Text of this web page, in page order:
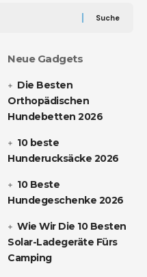
Neue Gadgets
Die Besten
Orthopädischen
Hundebetten 2026
10 beste
Hunderucksäcke 2026
10 Beste
Hundegeschenke 2026
Wie Wir Die 10 Besten
Solar-Ladegeräte Fürs
Camping